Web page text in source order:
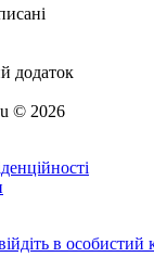
додаток
© 2026
в особистий